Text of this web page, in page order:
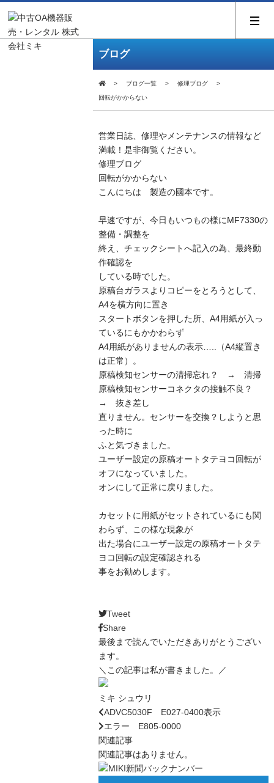
ブログ
ブログ一覧 修理ブログ
回転がかからない
営業日誌、修理やメンテナンスの情報など
満載！是非御覧ください。
修理ブログ
回転がかからない
こんにちは 製造の國本です。
早速ですが、今日もいつもの様にMF7330の
整備・調整を
終え、チェックシートへ記入の為、最終動
作確認を
している時でした。
原稿台ガラスよりコピーをとろうとして、
A4を横方向に置き
スタートボタンを押した所、A4用紙が入っ
ているにもかかわらず
A4用紙がありませんの表示…..（A4縦置き
は正常）。
原稿検知センサーの清掃忘れ？ → 清掃
原稿検知センサーコネクタの接触不良？
→ 抜き差し
直りません。センサーを交換？しようと思
った時に
ふと気づきました。
ユーザー設定の原稿オートタテヨコ回転が
オフになっていました。
オンにして正常に戻りました。
カセットに用紙がセットされているにも関
わらず、この様な現象が
出た場合にユーザー設定の原稿オートタテ
ヨコ回転の設定確認される
事をお勧めします。
Tweet
Share
最後まで読んでいただきありがとうござい
ます。
＼この記事は私が書きました。／
ミキ シュウリ
ADVC5030F E027-0400表示
エラー E805-0000
関連記事
関連記事はありません。